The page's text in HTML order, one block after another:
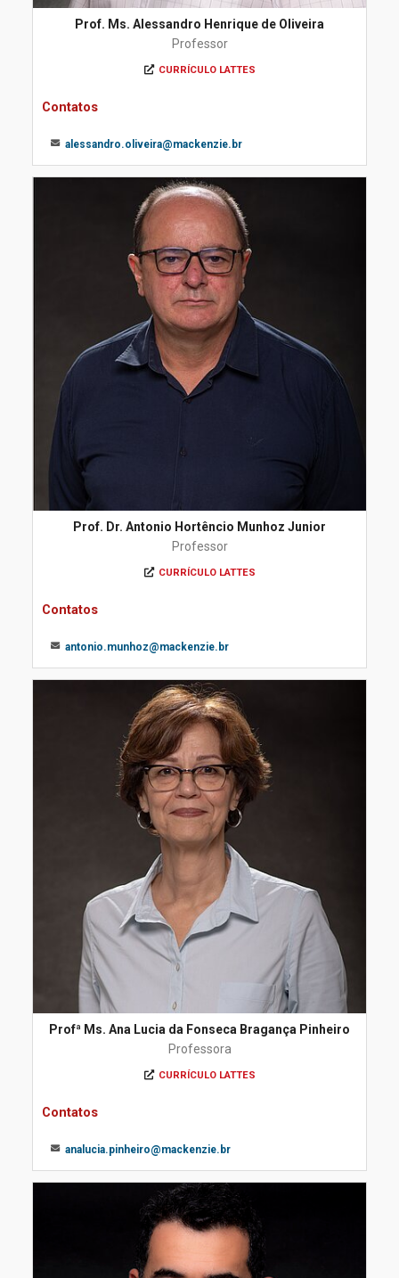
Prof. Ms. Alessandro Henrique de Oliveira
Professor
CURRÍCULO LATTES
Contatos
alessandro.oliveira@mackenzie.br
Prof. Dr. Antonio Hortêncio Munhoz Junior
Professor
CURRÍCULO LATTES
Contatos
antonio.munhoz@mackenzie.br
Profª Ms. Ana Lucia da Fonseca Bragança Pinheiro
Professora
CURRÍCULO LATTES
Contatos
analucia.pinheiro@mackenzie.br